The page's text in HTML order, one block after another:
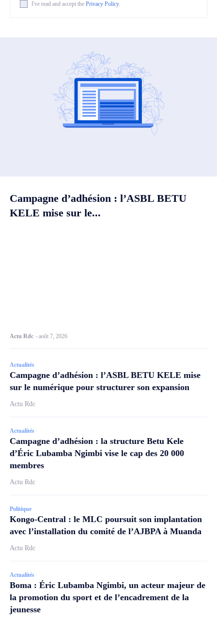
I've read and accept the Privacy Policy.
Campagne d’adhésion : l’ASBL BETU
KELE mise sur le...
Actu Rdc -août 7, 2026
Actualités
Campagne d’adhésion : l’ASBL BETU KELE mise
sur le numérique pour structurer son expansion
Actu Rdc
Actualités
Campagne d’adhésion : la structure Betu Kele
d’Éric Lubamba Ngimbi vise le cap des 20 000
membres
Actu Rdc
Politique
Kongo-Central : le MLC poursuit son implantation
avec l’installation du comité de l’AJBPA à Muanda
Actu Rdc
Actualités
Boma : Éric Lubamba Ngimbi, un acteur majeur de
la promotion du sport et de l’encadrement de la
jeunesse